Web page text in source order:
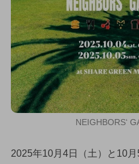
NEIGHBORS‘
2025年10月4日（土）と10